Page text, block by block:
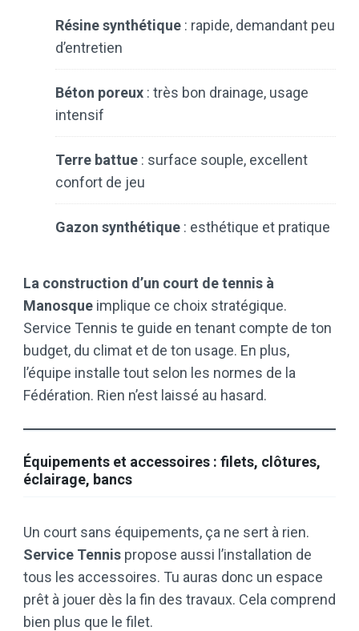
Résine synthétique : rapide, demandant peu
d’entretien
Béton poreux : très bon drainage, usage
intensif
Terre battue : surface souple, excellent
confort de jeu
Gazon synthétique : esthétique et pratique
La construction d’un court de tennis à
Manosque implique ce choix stratégique.
Service Tennis te guide en tenant compte de ton
budget, du climat et de ton usage. En plus,
l’équipe installe tout selon les normes de la
Fédération. Rien n’est laissé au hasard.
Équipements et accessoires : filets, clôtures,
éclairage, bancs
Un court sans équipements, ça ne sert à rien.
Service Tennis propose aussi l’installation de
tous les accessoires. Tu auras donc un espace
prêt à jouer dès la fin des travaux. Cela comprend
bien plus que le filet.